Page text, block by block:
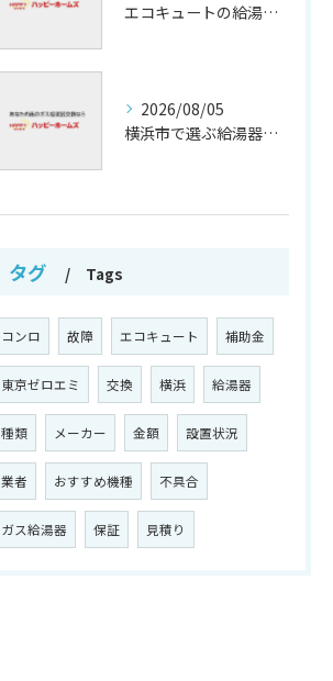
エコキュートの給湯効率と省エネ効果
2026/08/05
横浜市で選ぶ給湯器交換の口コミ分析
タグ Tags
コンロ 故障 エコキュート 補助金
東京ゼロエミ 交換 横浜 給湯器
種類 メーカー 金額 設置状況
業者 おすすめ機種 不具合
ガス給湯器 保証 見積り